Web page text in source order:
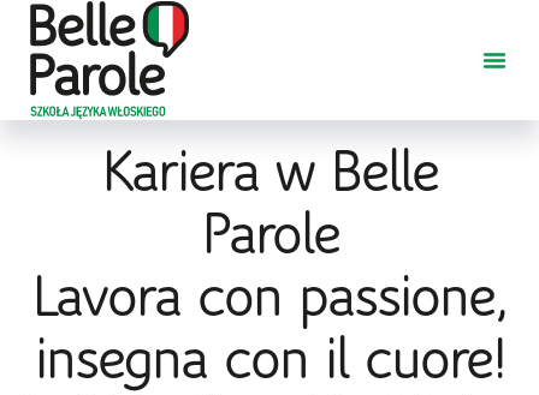
Kariera w Belle
Parole
Lavora con passione,
insegna con il cuore!